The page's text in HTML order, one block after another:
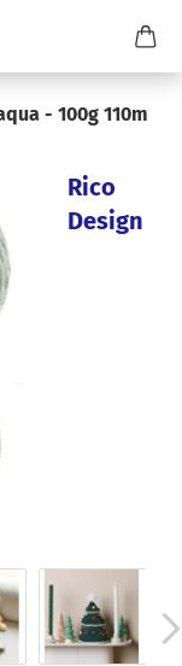
- 100g 110m
Rico
Design